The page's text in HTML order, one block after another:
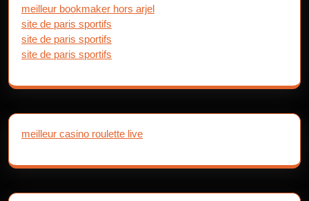
meilleur bookmaker hors arjel
site de paris sportifs
site de paris sportifs
site de paris sportifs
meilleur casino roulette live